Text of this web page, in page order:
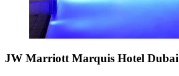
JW Marriott Marquis Hotel Dubai